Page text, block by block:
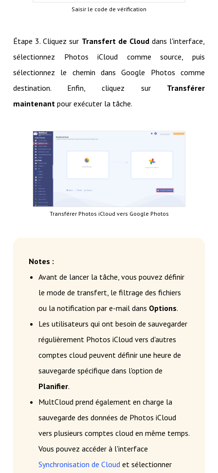
Saisir le code de vérification
Étape 3. Cliquez sur Transfert de Cloud dans l'interface,
sélectionnez Photos iCloud comme source, puis
sélectionnez le chemin dans Google Photos comme
destination. Enfin, cliquez sur Transférer
maintenantpour exécuter la tâche.
Transférer Photos iCloud vers Google Photos
Notes :
Avant de lancer la tâche, vous pouvez définir
le mode de transfert, le filtrage des fichiers
ou la notification par e-mail dans Options.
Les utilisateurs qui ont besoin de sauvegarder
régulièrement Photos iCloud vers d'autres
comptes cloud peuvent définir une heure de
sauvegarde spécifique dans l'option de
Planifier.
MultCloud prend également en charge la
sauvegarde des données de Photos iCloud
vers plusieurs comptes cloud en même temps.
Vous pouvez accéder à l'interface
Synchronisation de Cloud et sélectionner